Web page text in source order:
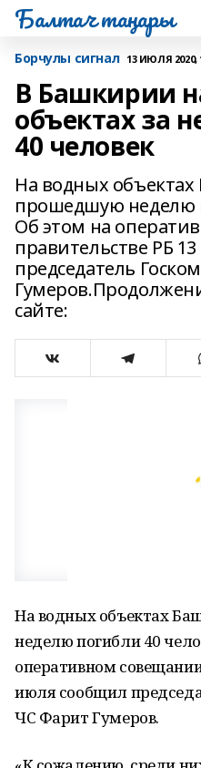
Балтач таңнары
Борчулы сигнал 13 ИЮЛЯ 2020,
В Башкирии
объектах за
40 человек
На водных
прошедшую неделю
Об этом на
правительстве РБ
председатель
сайте:
На водных объектах
неделю погибли 40
оперативном
июля сообщил
ЧС Фарит Гумеров.